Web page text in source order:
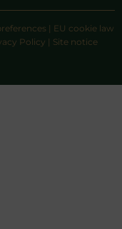
| EU cookie law
Policy | Site notice